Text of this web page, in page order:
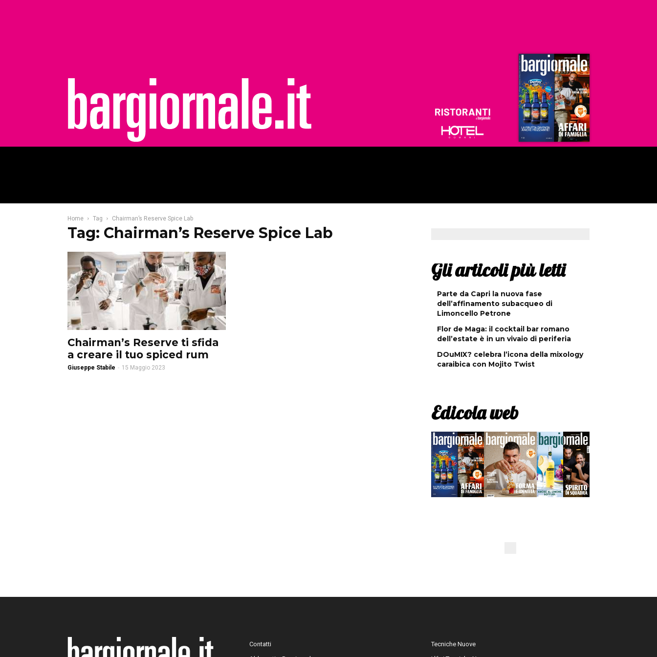
Ristoranti
Hoteldomani
Home Tag Chairman’s Reserve Spice Lab
Tag: Chairman’s Reserve Spice Lab
Chairman’s Reserve ti sfida
a creare il tuo spiced rum
Giuseppe Stabile - 15 Maggio 2023
Gli articoli più letti
Parte da Capri la nuova fase
dell’affinamento subacqueo di
Limoncello Petrone
Flor de Maga: il cocktail bar romano
dell’estate è in un vivaio di periferia
DOuMIX? celebra l’icona della mixology
caraibica con Mojito Twist
Edicola web
Contatti
Tecniche Nuove